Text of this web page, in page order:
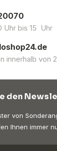
Uhr bis 15 Uhr
innerhalb von
den
von
Ihnen immer